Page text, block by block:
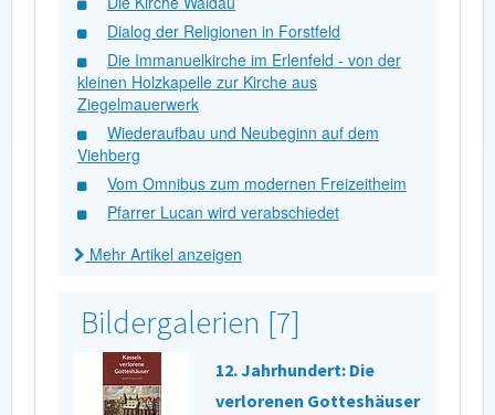
Dialog der Religionen in Forstfeld
Die Immanuelkirche im Erlenfeld - von der
kleinen Holzkapelle zur Kirche aus
Ziegelmauerwerk
Wiederaufbau und Neubeginn auf dem
Viehberg
Vom Omnibus zum modernen Freizeitheim
Pfarrer Lucan wird verabschiedet
Mehr Artikel anzeigen
Bildergalerien [7]
12. Jahrhundert: Die
verlorenen Gotteshäuser